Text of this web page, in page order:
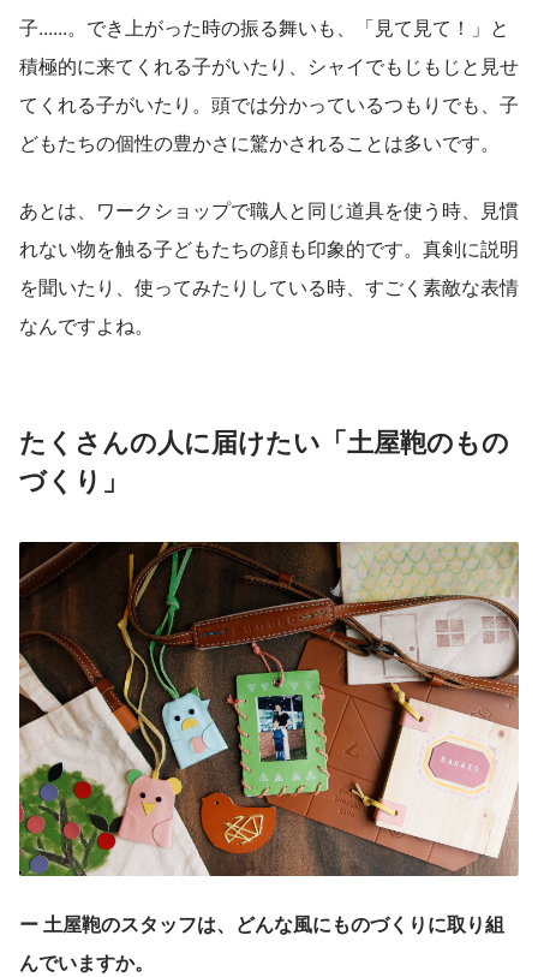
子......。でき上がった時の振る舞いも、「見て見て！」と
積極的に来てくれる子がいたり、シャイでもじもじと見せ
てくれる子がいたり。頭では分かっているつもりでも、子
どもたちの個性の豊かさに驚かされることは多いです。
あとは、ワークショップで職人と同じ道具を使う時、見慣
れない物を触る子どもたちの顔も印象的です。真剣に説明
を聞いたり、使ってみたりしている時、すごく素敵な表情
なんですよね。
たくさんの人に届けたい「土屋鞄のもの
づくり」
ー 土屋鞄のスタッフは、どんな風にものづくりに取り組
んでいますか。